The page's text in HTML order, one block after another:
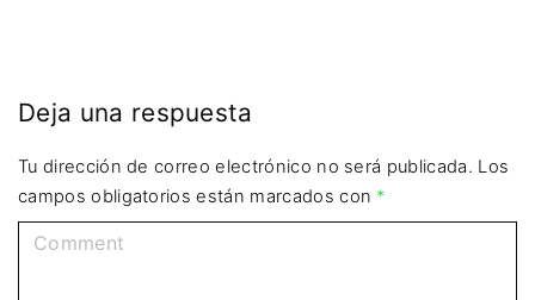
Deja una respuesta
Tu dirección de correo electrónico no será publicada. Los
campos obligatorios están marcados con *